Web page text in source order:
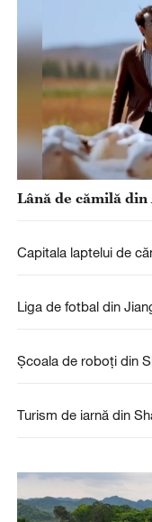
Lână de cămilă
Capitala laptelui de
Liga de fotbal din
Școala de roboți din
Turism de iarnă din